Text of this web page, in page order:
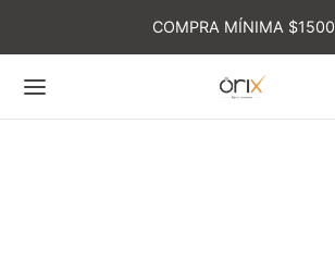
COMPRA MÍNIMA $1500